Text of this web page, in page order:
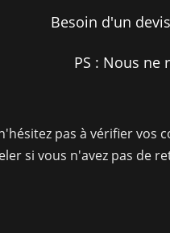
Besoin d'un
PS : Nous ne
pas à vérifier vos
si vous n'avez pas de